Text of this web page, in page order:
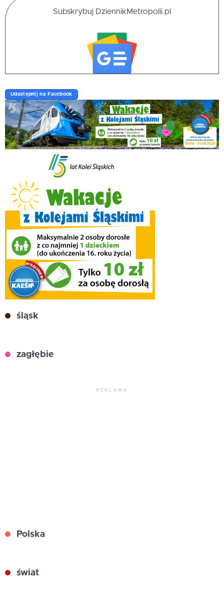
Subskrybuj DziennikMetropolii.pl
Udostępnij na Facebook
śląsk
zagłębie
REKLAMA
Polska
świat